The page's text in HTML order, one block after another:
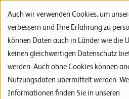
Auch wir verwenden Cookies, um
verbessern und Ihre Erfahrung zu
können Daten auch in Länder wie die
keinen gleichwertigen Datenschutz
werden. Auch ohne Cookies können
Nutzungsdaten übermittelt werden.
Informationen finden Sie in unseren
Zur Navigation
Zur Suche
Zum Inhalt
Home ... Hyper-V